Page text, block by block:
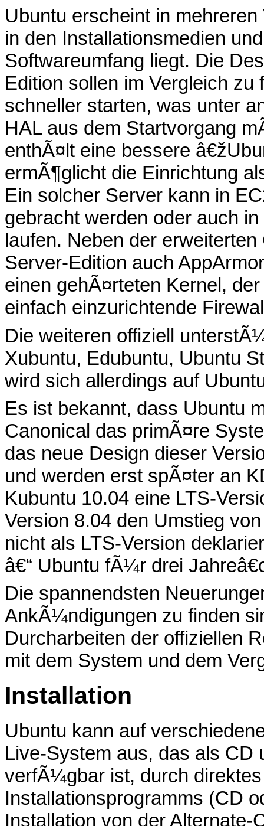
Ubuntu erscheint in
in den Installationsmedien
Softwareumfang liegt. Die
Edition sollen im Vergleich
schneller starten, was unter
HAL aus dem Startvorgang
enthÃ¤lt eine bessere
ermÃ¶glicht die Einrichtung
Ein solcher Server kann in
gebracht werden oder auch
laufen. Neben der
Server-Edition auch
einen gehÃ¤rteten Kernel,
einfach einzurichtende
Die weiteren offiziell
Xubuntu, Edubuntu, Ubuntu
wird sich allerdings auf
Es ist bekannt, dass Ubuntu
Canonical das primÃ¤re
das neue Design dieser
und werden erst spÃ¤ter an
Kubuntu 10.04 eine LTS-
Version 8.04 den Umstieg
nicht als LTS-Version
â€“ Ubuntu fÃ¼r drei
Die spannendsten
AnkÃ¼ndigungen zu finden
Durcharbeiten der offiziellen
mit dem System und dem
Installation
Ubuntu kann auf
Live-System aus, das als CD
verfÃ¼gbar ist, durch
Installationsprogramms (CD
Installation von der Alternate-